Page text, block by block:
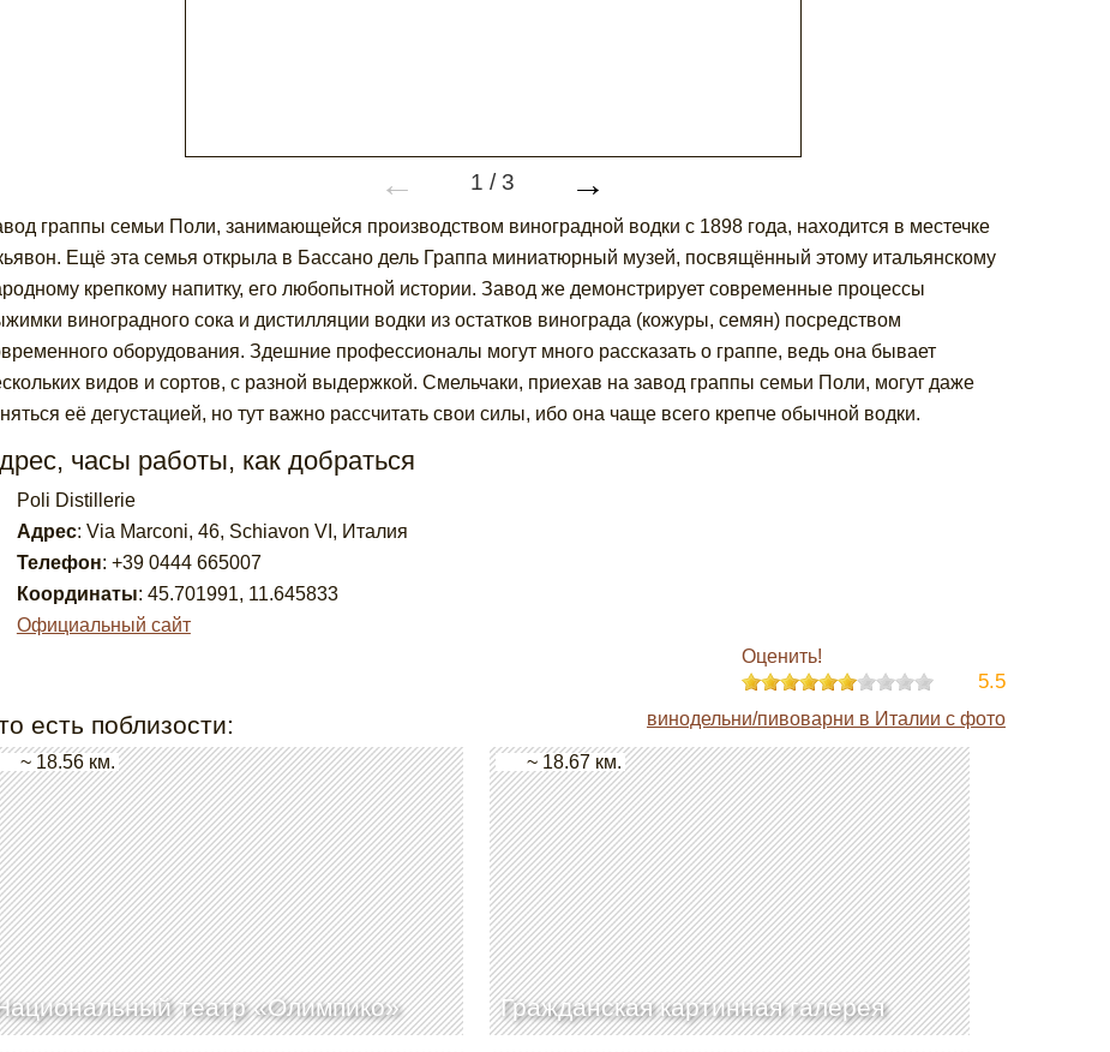
← 1 /3 →
граппы семьи Поли, занимающейся производством виноградной водки с 1898 года, находится в местечке
Ещё эта семья открыла в Бассано дель Граппа миниатюрный музей, посвящённый этому итальянскому
крепкому напитку, его любопытной истории. Завод же демонстрирует современные процессы
виноградного сока и дистилляции водки из остатков винограда (кожуры, семян) посредством
оборудования. Здешние профессионалы могут много рассказать о граппе, ведь она бывает
видов и сортов, с разной выдержкой. Смельчаки, приехав на завод граппы семьи Поли, могут даже
её дегустацией, но тут важно рассчитать свои силы, ибо она чаще всего крепче обычной водки.
часы работы, как добраться
Poli Distillerie
Адрес: Via Marconi, 46, Schiavon VI, Италия
Телефон: +39 0444 665007
Координаты: 45.701991, 11.645833
Официальный сайт
Оценить!
5.5
есть поблизости: винодельни/пивоварни в Италии с фото
театр «Олимпико»
~ 18.56 км.
Гражданская картинная галерея
~ 18.67 км.